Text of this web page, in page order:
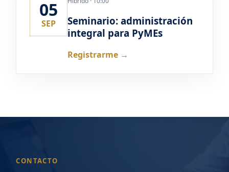
05
SEP
Seminario: administración
integral para PyMEs
Registrarme →
CONTACTO